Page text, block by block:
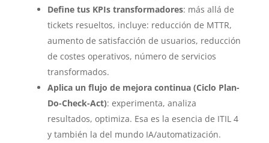
Define tus KPIs transformadores: más allá de
tickets resueltos, incluye: reducción de MTTR,
aumento de satisfacción de usuarios, reducción
de costes operativos, número de servicios
transformados.
Aplica un flujo de mejora continua (Ciclo Plan-
Do-Check-Act): experimenta, analiza
resultados, optimiza. Esa es la esencia de ITIL 4
y también la del mundo IA/automatización.